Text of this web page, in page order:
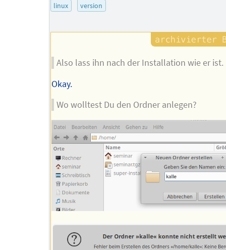
linux
version
Also lass ihn nach der Installation wie er ist.
Okay.
Wo wolltest Du den Ordner anlegen?